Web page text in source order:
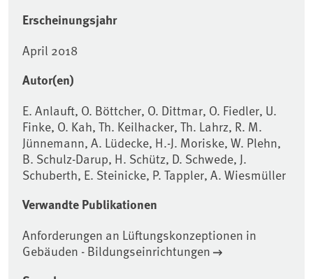
Erscheinungsjahr
April 2018
Autor(en)
E. Anlauft, O. Böttcher, O. Dittmar, O. Fiedler, U.
Finke, O. Kah, Th. Keilhacker, Th. Lahrz, R. M.
Jünnemann, A. Lüdecke, H.-J. Moriske, W. Plehn,
B. Schulz-Darup, H. Schütz, D. Schwede, J.
Schuberth, E. Steinicke, P. Tappler, A. Wiesmüller
Verwandte Publikationen
Anforderungen an Lüftungskonzeptionen in
Gebäuden - Bildungseinrichtungen